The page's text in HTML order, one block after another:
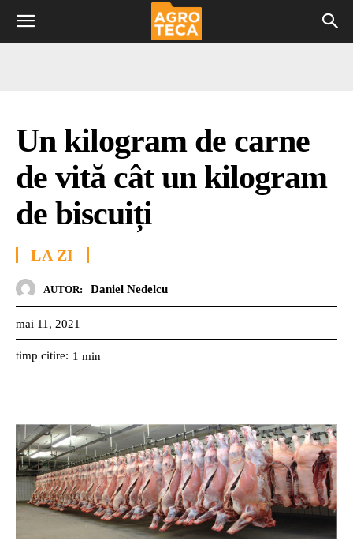
Un kilogram de carne
de vită cât un kilogram
de biscuiți
LA ZI
AUTOR: Daniel Nedelcu
mai 11, 2021
timp citire: 1 min